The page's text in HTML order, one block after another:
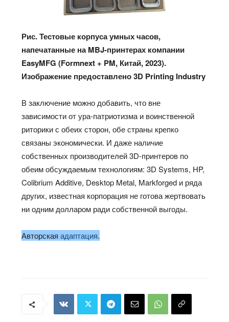
Рис. Тестовые корпуса умных часов,
напечатанные на MBJ-принтерах компании
EasyMFG (Formnext + PM, Китай, 2023).
Изображение предоставлено 3D Printing Industry
В заключение можно добавить, что вне
зависимости от ура-патриотизма и воинственной
риторики с обеих сторон, обе страны крепко
связаны экономически. И даже наличие
собственных производителей 3D-принтеров по
обеим обсуждаемым технологиям: 3D Systems, HP,
Colibrium Additive, Desktop Metal, Markforged и ряда
других, известная корпорация не готова жертвовать
ни одним долларом ради собственной выгоды.
Авторскаяадаптация.